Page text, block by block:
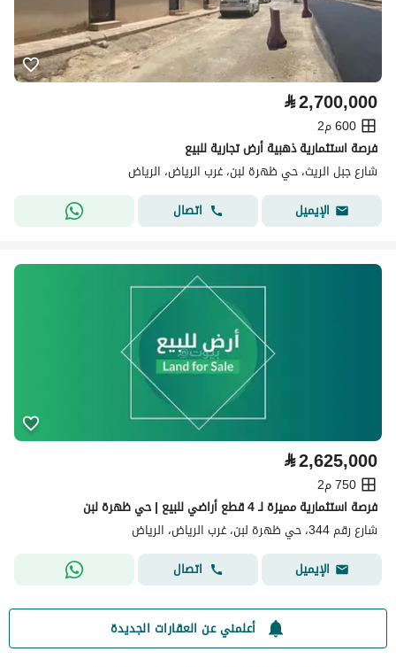
⃁2,700,000
600 م2
فرصة استثمارية ذهبية أرض تجارية للبيع
شارع جبل الريث، حي ظهرة لبن، غرب الرياض، الرياض
الإيميل
اتصال
⃁2,625,000
750 م2
فرصة استثمارية مميزة لـ 4 قطع أراضي للبيع | حي ظهرة لبن
شارع رقم 344، حي ظهرة لبن، غرب الرياض، الرياض
الإيميل
اتصال
أعلمني عن العقارات الجديدة